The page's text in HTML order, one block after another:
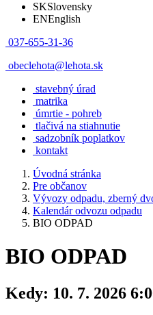
SKSlovensky
ENEnglish
037-655-31-36
obeclehota@lehota.sk
stavebný úrad
matrika
úmrtie - pohreb
tlačivá na stiahnutie
sadzobník poplatkov
kontakt
Úvodná stránka
Pre občanov
Vývozy odpadu, zberný
Kalendár odvozu odpadu
BIO ODPAD
BIO ODPAD
Kedy: 10. 7. 2026